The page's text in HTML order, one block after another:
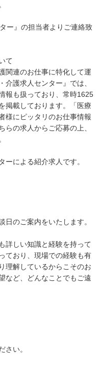
ー』の担当者よりご連絡致
て
関連のお仕事に特化して運
介護求人センター』では、
報も扱っており、常時1625
掲載しております。「医療
様にピッタリのお仕事情報
らの求人からご応募の上、
による紹介求人です。
日のご案内をいたします。
詳しい知識と経験を持って
ており、現場での経験も有
理解しているからこそのお
など、どんなことでもご遠
さい。